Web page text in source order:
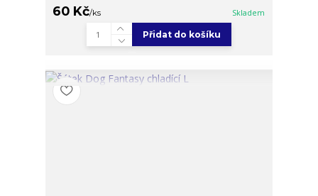
60 Kč/ks Skladem
Přidat do košíku